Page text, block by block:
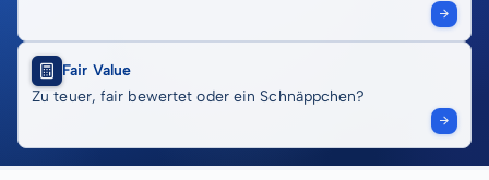
Fair Value
Zu teuer, fair bewertet oder ein Schnäppchen?